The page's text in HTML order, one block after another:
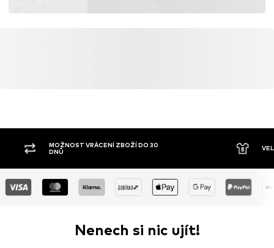
MOŽNOST VRÁCENÍ ZBOŽÍ DO 30
DNŮ
Nenech si nic ujít!